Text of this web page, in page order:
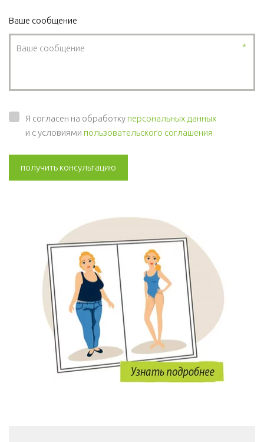
Ваше сообщение
*
Я согласен на обработкуперсональных данных
и с условиями пользовательского соглашения
получить консультацию